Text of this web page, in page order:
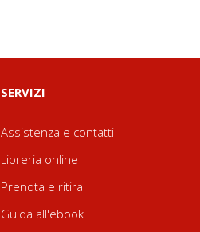
SERVIZI
Assistenza e contatti
Libreria online
Prenota e ritira
Guida all'ebook